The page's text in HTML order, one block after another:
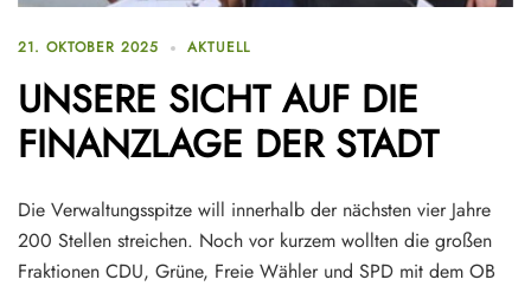
21. OKTOBER 2025 AKTUELL
UNSERE SICHT AUF DIE
FINANZLAGE DER STADT
Die Verwaltungsspitze will innerhalb der nächsten vier Jahre
200 Stellen streichen. Noch vor kurzem wollten die großen
Fraktionen CDU, Grüne, Freie Wähler und SPD mit dem OB